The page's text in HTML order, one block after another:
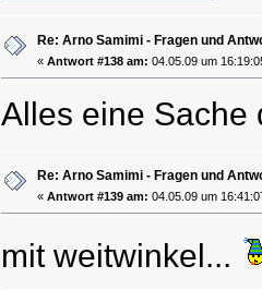
Re: Arno Samimi - Fragen und
« Antwort #138 am: 04.05.09 um
Alles eine
Re: Arno Samimi - Fragen und
« Antwort #139 am: 04.05.09 um
mit weitwinkel...